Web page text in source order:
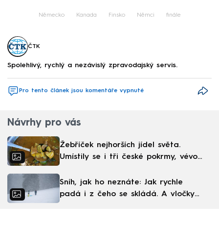
Německo Kanada Finsko Němci finále
ČTK
Spolehlivý, rychlý a nezávislý zpravodajský servis.
Pro tento článek jsou komentáře vypnuté
Návrhy pro vás
Žebříček nejhorších jídel světa.
Umístily se i tři české pokrmy, vévodí
Sníh, jak ho neznáte: Jak rychle
padá i z čeho se skládá. A vločky